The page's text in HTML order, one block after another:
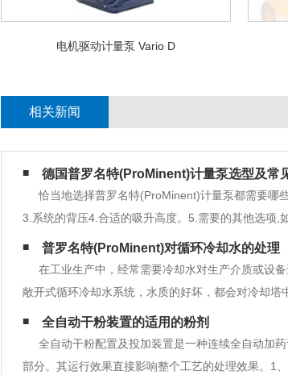
电机驱动计量泵 Vario D
相关新闻
德国普罗名特(ProMinent)计量泵选型及常
恰当地选择普罗名特(ProMinent)计量泵都需要哪
3.系统的背压4.合适的吸升高度。5.需要的其他选项,
驱动计量泵只有一个运动部件—电枢轴。通常来讲,
在供电电压波动
普罗名特(ProMinent)对循环冷却水的处理
在工业生产中，经常需要冷却水对生产介质或设
敞开式循环冷却水系统，水质的好坏，都会对冷却
响，通常会产生以下三大类问题：■水中的沉积物
会发生沉淀，形成沉积物附着于换热器表面，从而
全自动干粉装置的适用的粉剂
全自动干粉配置及投加装置是一种连续全自动加
部分。其运行效果直接影响整个工艺的处理效果。1